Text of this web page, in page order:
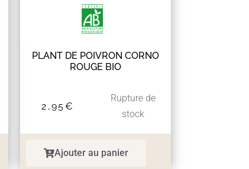
PLANT DE POIVRON CORNO
ROUGE BIO
2,95€
Rupture de
stock
Ajouter au panier